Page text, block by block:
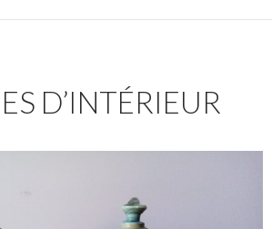
D’INTÉRIEUR